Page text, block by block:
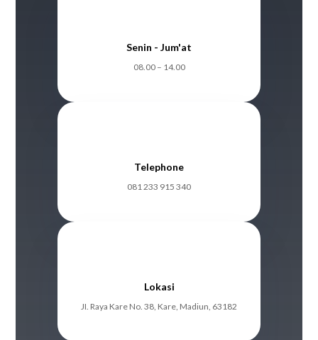
Senin - Jum'at
08.00 – 14.00
Telephone
081 233 915 340
Lokasi
JI. Raya Kare No. 38, Kare, Madiun, 63182